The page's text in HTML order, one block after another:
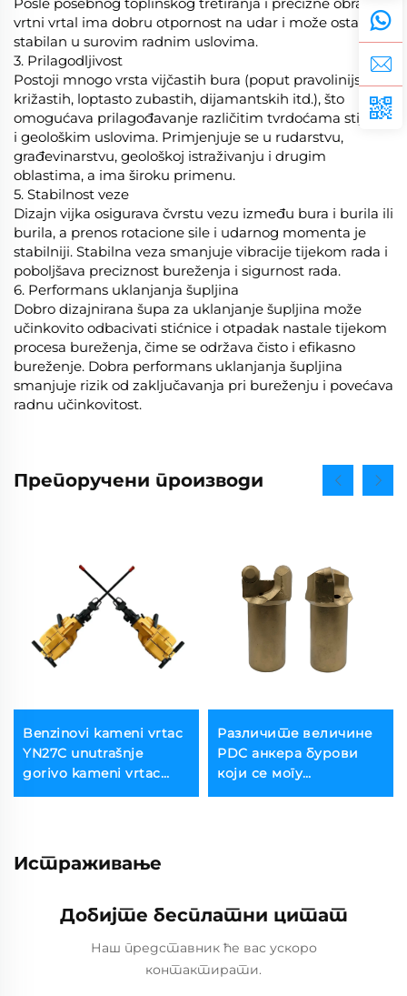
vrtni vrtal ima dobru otpornost na udar i može ostati
stabilan u surovim radnim uslovima.
3. Prilagodljivost
Postoji mnogo vrsta vijčastih bura (poput pravolinijskih,
križastih, loptasto zubastih, dijamantskih itd.), što
omogućava prilagođavanje različitim tvrdoćama stijena
i geološkim uslovima. Primjenjuje se u rudarstvu,
građevinarstvu, geološkoj istraživanju i drugim
oblastima, a ima široku primenu.
5. Stabilnost veze
Dizajn vijka osigurava čvrstu vezu između bura i burila ili
burila, a prenos rotacione sile i udarnog momenta je
stabilniji. Stabilna veza smanjuje vibracije tijekom rada i
poboljšava preciznost bureženja i sigurnost rada.
6. Performans uklanjanja šupljina
Dobro dizajnirana šupa za uklanjanje šupljina može
učinkovito odbacivati stićnice i otpadak nastale tijekom
procesa bureženja, čime se održava čisto i efikasno
bureženje. Dobra performans uklanjanja šupljina
smanjuje rizik od zaključavanja pri bureženju i povećava
radnu učinkovitost.
Препоручени производи
Benzinovi kameni vrtac
YN27C unutrašnje
gorivo kameni vrtac
przenošljiv jack hammer
Различитe величинe
PDC анкера бурови
коjи се могу
прилагодити за
Истраживање
Добијте бесплатни цитат
Наш представник ће вас ускоро
контактирати.